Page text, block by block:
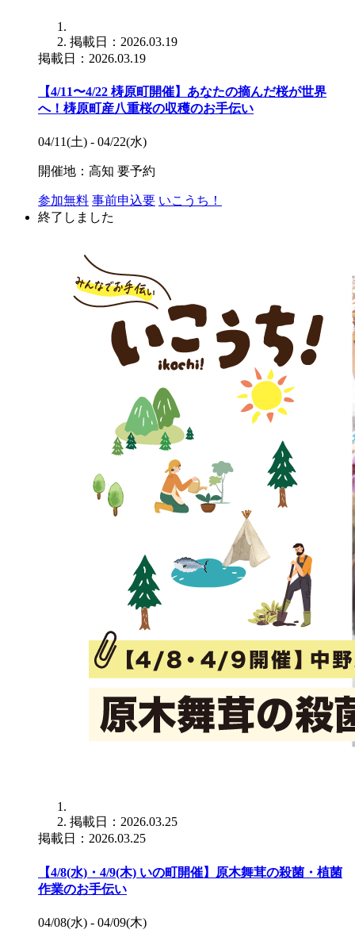
掲載日：2026.03.19
掲載日：2026.03.19
【4/11〜4/22 梼原町開催】あなたの摘んだ桜が世界
へ！梼原町産八重桜の収穫のお手伝い
04/11(土) - 04/22(水)
開催地：高知 要予約
参加無料 事前申込要 いこうち！
終了しました
掲載日：2026.03.25
掲載日：2026.03.25
【4/8(水)・4/9(木) いの町開催】原木舞茸の殺菌・植菌
作業のお手伝い
04/08(水) - 04/09(木)